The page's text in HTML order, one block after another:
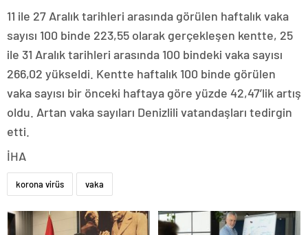
11 ile 27 Aralık tarihleri arasında görülen haftalık vaka
sayısı 100 binde 223,55 olarak gerçekleşen kentte, 25
ile 31 Aralık tarihleri arasında 100 bindeki vaka sayısı
266,02 yükseldi. Kentte haftalık 100 binde görülen
vaka sayısı bir önceki haftaya göre yüzde 42,47’lik artış
oldu. Artan vaka sayıları Denizlili vatandaşları tedirgin
etti.
İHA
korona virüs vaka